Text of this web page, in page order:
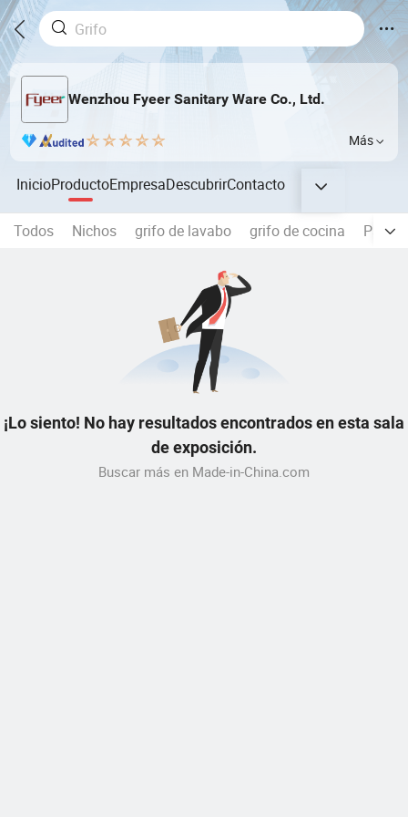
Wenzhou Fyeer Sanitary Ware Co., Ltd.
Más
InicioProductoEmpresaDescubrirContacto
Todos Nichos grifo de lavabo grifo de cocina Panel
¡Lo siento! No hay resultados encontrados en esta sala
de exposición.
Buscar más en Made-in-China.com